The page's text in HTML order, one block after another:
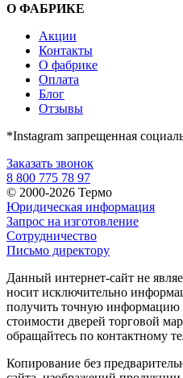
О ФАБРИКЕ
Акции
Контакты
О фабрике
Оплата
Блог
Отзывы
*Instagram запрещенная
Заказать звонок
8 800 775 78 97
© 2000-2026 Термо
Юридическая информация
Запрос на изготовление
Сотрудничество
Письмо директору
Данный интернет-сайт не
носит исключительно
получить точную информацию
стоимости дверей торговой
обращайтесь по контактному
Копирование без